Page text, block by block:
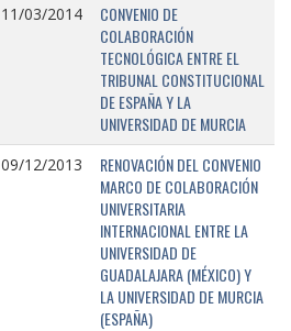
11/03/2014
CONVENIO DE
COLABORACIÓN
TECNOLÓGICA ENTRE EL
TRIBUNAL CONSTITUCIONAL
DE ESPAÑA Y LA
UNIVERSIDAD DE MURCIA
09/12/2013
RENOVACIÓN DEL CONVENIO
MARCO DE COLABORACIÓN
UNIVERSITARIA
INTERNACIONAL ENTRE LA
UNIVERSIDAD DE
GUADALAJARA (MÉXICO) Y
LA UNIVERSIDAD DE MURCIA
(ESPAÑA)